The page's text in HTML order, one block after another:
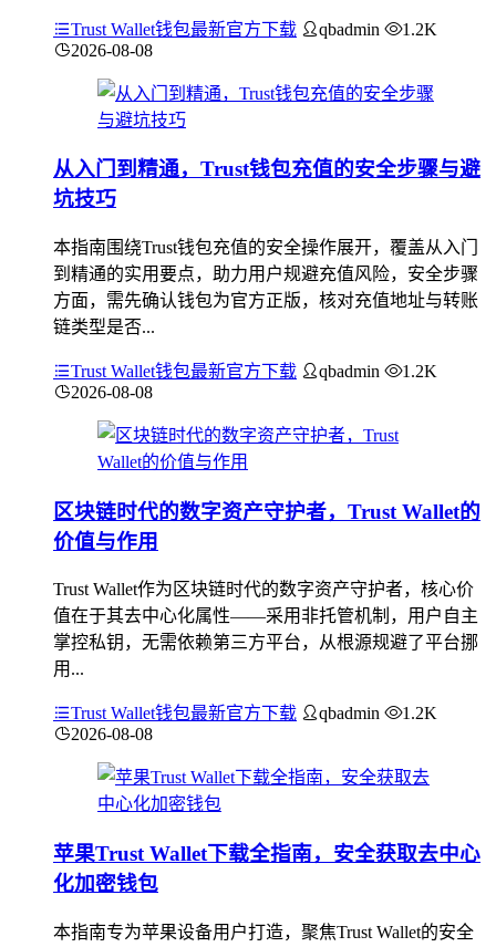
Trust Wallet钱包最新官方下载 qbadmin
1.2K
2026-08-08
从入门到精通，Trust钱包充值的安全步骤与避
坑技巧
本指南围绕Trust钱包充值的安全操作展开，覆盖从入门
到精通的实用要点，助力用户规避充值风险，安全步骤
方面，需先确认钱包为官方正版，核对充值地址与转账
链类型是否...
Trust Wallet钱包最新官方下载 qbadmin
1.2K
2026-08-08
区块链时代的数字资产守护者，Trust Wallet的
价值与作用
Trust Wallet作为区块链时代的数字资产守护者，核心价
值在于其去中心化属性——采用非托管机制，用户自主
掌控私钥，无需依赖第三方平台，从根源规避了平台挪
用...
Trust Wallet钱包最新官方下载 qbadmin
1.2K
2026-08-08
苹果Trust Wallet下载全指南，安全获取去中心
化加密钱包
本指南专为苹果设备用户打造，聚焦Trust Wallet的安全